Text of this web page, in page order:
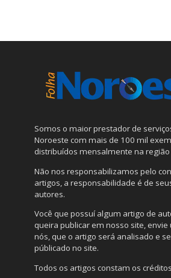
Somos o maior prestador de
Noroeste com mais de 100 mil
distribuídos mensalmente na região
Não nos responsabilizamos pelo
artigos, a responsabilidade é de
autores.
Você que possuí algum artigo de
queira publicar em nosso site,
nós, que o artigo será analisado e
públicado no site.
Todos os artigos constam os